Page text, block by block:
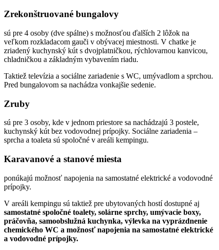
Zrekonštruované bungalovy
sú pre 4 osoby (dve spálne) s možnosťou ďalších 2 lôžok na
veľkom rozkladacom gauči v obývacej miestnosti. V chatke je
zriadený kuchynský kút s dvojplatničkou, rýchlovarnou kanvicou,
chladničkou a základným vybavením riadu.
Taktiež televízia a sociálne zariadenie s WC, umývadlom a sprchou.
Pred bungalovom sa nachádza vonkajšie sedenie.
Zruby
sú pre 3 osoby, kde v jednom priestore sa nachádzajú 3 postele,
kuchynský kút bez vodovodnej prípojky. Sociálne zariadenia –
sprcha a toaleta sú spoločné v areáli kempingu.
Karavanové a stanové miesta
ponúkajú možnosť napojenia na samostatné elektrické a vodovodné
prípojky.
V areáli kempingu sú taktiež pre ubytovaných hostí dostupné aj
samostatné spoločné toalety, solárne sprchy, umývacie boxy,
práčovňa, samoobslužná kuchynka, výlevka na vyprázdnenie
chemického WC a možnosť napojenia na samostatné elektrické
a vodovodné prípojky.